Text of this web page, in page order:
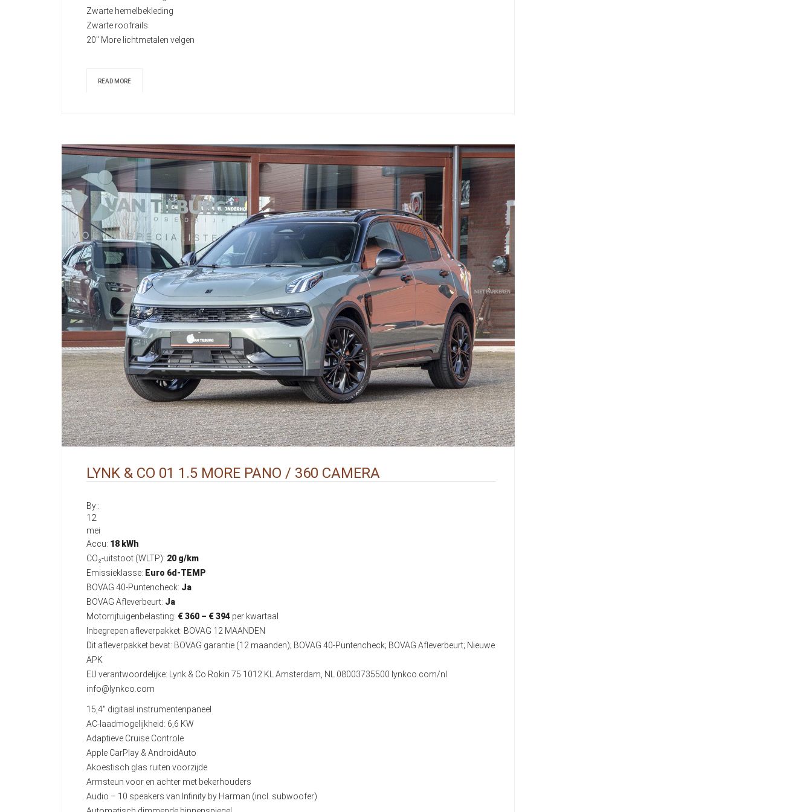
Zwarte hemelbekleding
Zwarte roofrails
20" More lichtmetalen velgen
READ MORE
LYNK & CO 01 1.5 MORE PANO / 360 CAMERA
By::
12
mei
Accu: 18 kWh
CO₂-uitstoot (WLTP): 20 g/km
Emissieklasse: Euro 6d-TEMP
BOVAG 40-Puntencheck: Ja
BOVAG Afleverbeurt: Ja
Motorrijtuigenbelasting: € 360 – € 394 per kwartaal
Inbegrepen afleverpakket: BOVAG 12 MAANDEN
Dit afleverpakket bevat: BOVAG garantie (12 maanden); BOVAG 40-Puntencheck; BOVAG Afleverbeurt; Nieuwe
APK
EU verantwoordelijke: Lynk & Co Rokin 75 1012 KL Amsterdam, NL 08003735500 lynkco.com/nl
info@lynkco.com
15,4" digitaal instrumentenpaneel
AC-laadmogelijkheid: 6,6 KW
Adaptieve Cruise Controle
Apple CarPlay & AndroidAuto
Akoestisch glas ruiten voorzijde
Armsteun voor en achter met bekerhouders
Audio – 10 speakers van Infinity by Harman (incl. subwoofer)